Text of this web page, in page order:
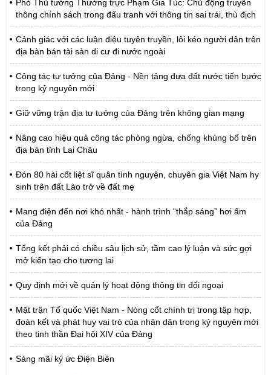
Phó Thủ tướng Thường trực Phạm Gia Túc: Chủ động truyền
thông chính sách trong đấu tranh với thông tin sai trái, thù địch
Cảnh giác với các luận điệu tuyên truyền, lôi kéo người dân trên
địa bàn bán tài sản di cư đi nước ngoài
Công tác tư tưởng của Đảng - Nền tảng đưa đất nước tiến bước
trong kỷ nguyên mới
Giữ vững trận địa tư tưởng của Đảng trên không gian mạng
Nâng cao hiệu quả công tác phòng ngừa, chống khủng bố trên
địa bàn tỉnh Lai Châu
Đón 80 hài cốt liệt sĩ quân tình nguyện, chuyên gia Việt Nam hy
sinh trên đất Lào trở về đất mẹ
Mang điện đến nơi khó nhất - hành trình “thắp sáng” hơi ấm
của Đảng
Tổng kết phải có chiều sâu lịch sử, tầm cao lý luận và sức gợi
mở kiến tạo cho tương lai
Quy định mới về quản lý hoạt động thông tin đối ngoại
Mặt trận Tổ quốc Việt Nam - Nòng cốt chính trị trong tập hợp,
đoàn kết và phát huy vai trò của nhân dân trong kỷ nguyên mới
theo tinh thần Đại hội XIV của Đảng
Sáng mãi ký ức Điện Biên